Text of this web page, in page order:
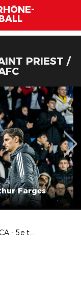
PRIEST /
Farges
Coupe Gambardella CA - 5e tour / F.C. St Paul en Jarez - O. Valence